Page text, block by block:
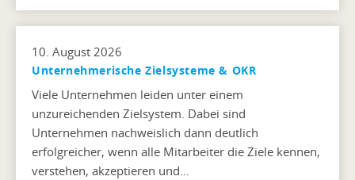
10. August 2026
Unternehmerische Zielsysteme & OKR
Viele Unternehmen leiden unter einem
unzureichenden Zielsystem. Dabei sind
Unternehmen nachweislich dann deutlich
erfolgreicher, wenn alle Mitarbeiter die Ziele kennen,
verstehen, akzeptieren und…